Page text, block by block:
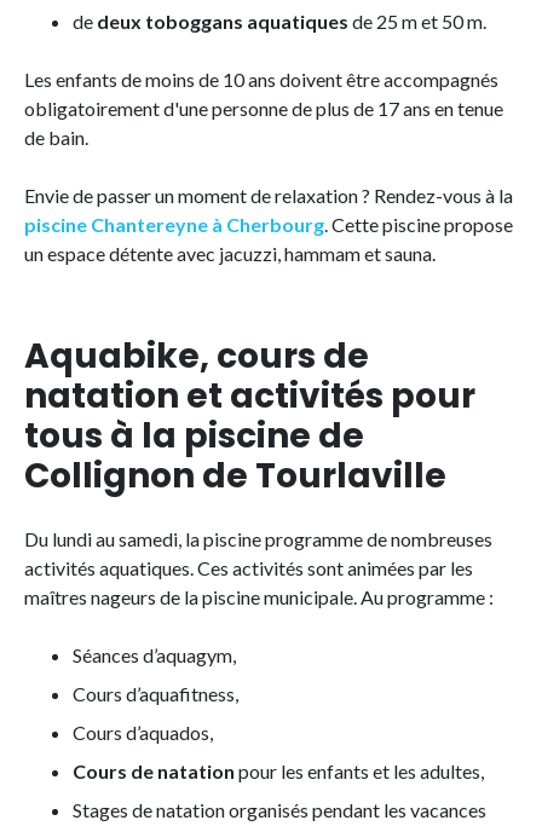
de deux toboggans aquatiques de 25 m et 50 m.
Les enfants de moins de 10 ans doivent être accompagnés
obligatoirement d'une personne de plus de 17 ans en tenue
de bain.
Envie de passer un moment de relaxation ? Rendez-vous à la
piscine Chantereyne à Cherbourg. Cette piscine propose
un espace détente avec jacuzzi, hammam et sauna.
Aquabike, cours de
natation et activités pour
tous à la piscine de
Collignon de Tourlaville
Du lundi au samedi, la piscine programme de nombreuses
activités aquatiques. Ces activités sont animées par les
maîtres nageurs de la piscine municipale. Au programme :
Séances d’aquagym,
Cours d’aquafitness,
Cours d’aquados,
Cours de natation pour les enfants et les adultes,
Stages de natation organisés pendant les vacances